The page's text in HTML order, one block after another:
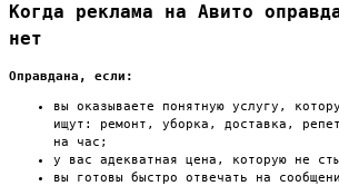
Когда реклама на Авито
нет
Оправдана, если:
вы оказываете понятную услугу,
ищут: ремонт, уборка, доставка,
на час;
у вас адекватная цена, которую не
вы готовы быстро отвечать на